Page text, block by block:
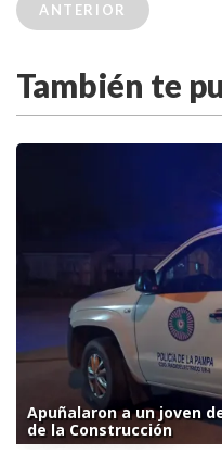
ANTERIOR
También te
Apuñalaron a un joven
de la Construcción